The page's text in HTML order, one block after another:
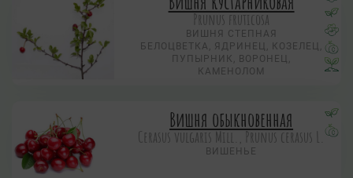
Prunus fruticosa
ВИШНЯ СТЕПНАЯ
БЕЛОЦВЕТКА, ЯДРИНЕЦ, КОЗЕЛЕЦ,
ПУПЫРНИК, ВОРОНЕЦ,
КАМЕНОЛОМ
Вишня обыкновенная
Cerasus vulgaris Mill., Prunus cerasus L.
ВИШЕНЬЕ